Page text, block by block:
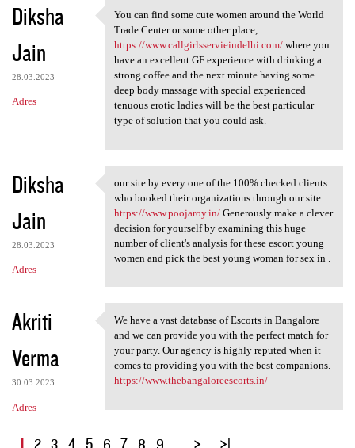
Diksha
Jain
28.03.2023
Adres
You can find some cute women
You can find some cute women around the World
Trade Center or some other place,
https://www.callgirlsservieindelhi.com/where you
have an excellent GF experience with drinking a
strong coffee and the next minute having some
deep body massage with special experienced
tenuous erotic ladies will be the best particular
type of solution that you could ask.
Diksha
Jain
28.03.2023
Adres
our site by every one of the
our site by every one of the 100% checked clients
who booked their organizations through our site.
https://www.poojaroy.in/Generously make a clever
decision for yourself by examining this huge
number of client's analysis for these escort young
women and pick the best young woman for sex in .
Akriti
Verma
30.03.2023
Adres
We have a vast database of
We have a vast database of Escorts in Bangalore
and we can provide you with the perfect match for
your party. Our agency is highly reputed when it
comes to providing you with the best companions.
https://www.thebangaloreescorts.in/
S1 2 3 4 5 6 7 8 9